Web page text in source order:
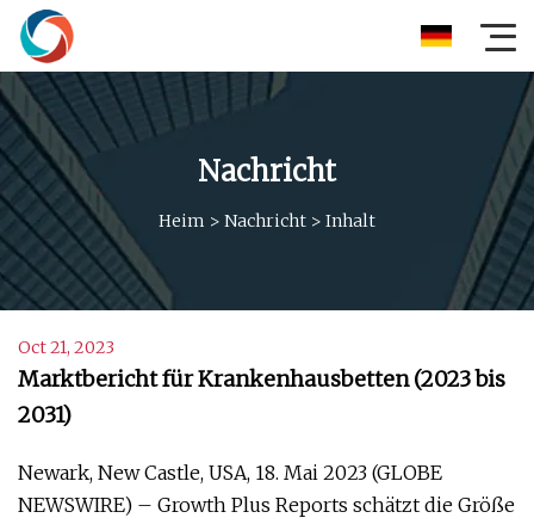
Nachricht
Heim > Nachricht > Inhalt
Oct 21, 2023
Marktbericht für Krankenhausbetten (2023 bis
2031)
Newark, New Castle, USA, 18. Mai 2023 (GLOBE
NEWSWIRE) – Growth Plus Reports schätzt die Größe